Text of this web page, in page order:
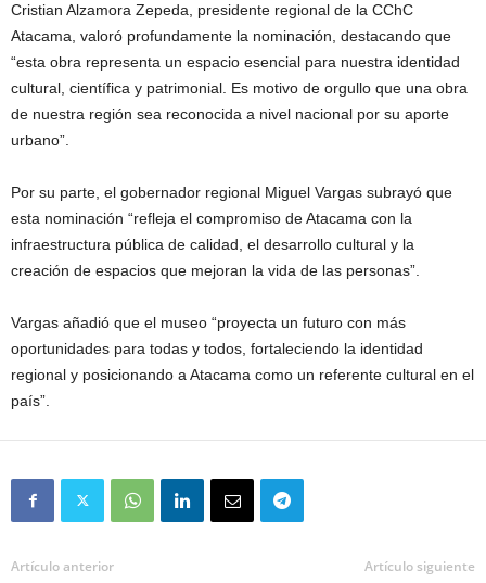
Cristian Alzamora Zepeda, presidente regional de la CChC
Atacama, valoró profundamente la nominación, destacando que
“esta obra representa un espacio esencial para nuestra identidad
cultural, científica y patrimonial. Es motivo de orgullo que una obra
de nuestra región sea reconocida a nivel nacional por su aporte
urbano”.
Por su parte, el gobernador regional Miguel Vargas subrayó que
esta nominación “refleja el compromiso de Atacama con la
infraestructura pública de calidad, el desarrollo cultural y la
creación de espacios que mejoran la vida de las personas”.
Vargas añadió que el museo “proyecta un futuro con más
oportunidades para todas y todos, fortaleciendo la identidad
regional y posicionando a Atacama como un referente cultural en el
país”.
Artículo anterior Artículo siguiente